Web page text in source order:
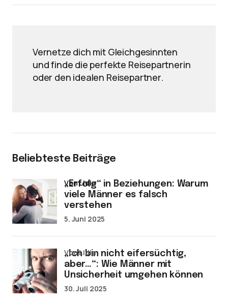
Vernetze dich mit Gleichgesinnten
und finde die perfekte Reisepartnerin
oder den idealen Reisepartner.
Beliebteste Beiträge
„Erfolg“ in Beziehungen: Warum
viele Männer es falsch
verstehen
von Lidia
5. Juni 2025
„Ich bin nicht eifersüchtig,
aber…“: Wie Männer mit
Unsicherheit umgehen können
von Lidia
30. Juli 2025